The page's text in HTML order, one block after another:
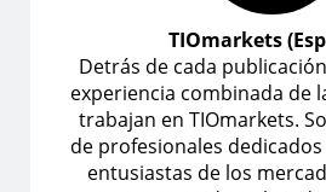
TIOmarkets
Detrás de cada
experiencia combinada de
trabajan en TIOmarkets.
de profesionales
entusiastas de los